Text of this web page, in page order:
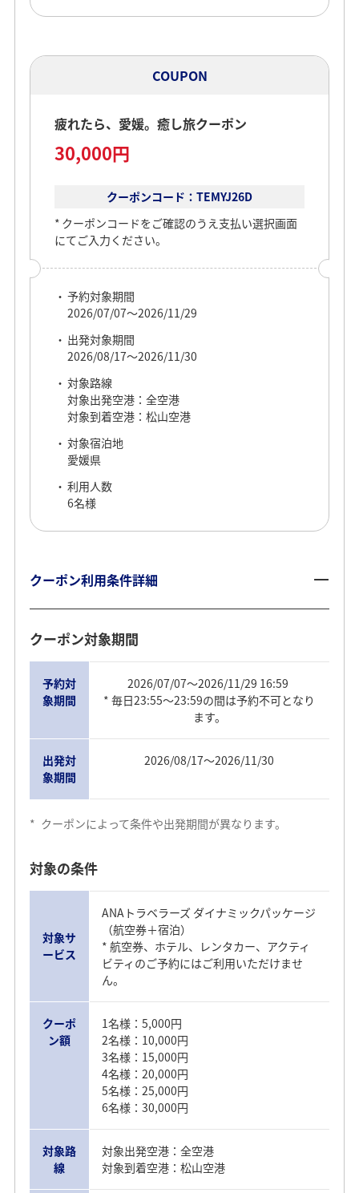
クーポン利用条件詳細COUPON
疲れたら、愛媛。癒し旅クーポン
30,000円
クーポンコード：TEMYJ26D
クーポンコードをご確認のうえ支払い選択画面
にてご入力ください。
予約対象期間
2026/07/07～2026/11/29
出発対象期間
2026/08/17～2026/11/30
対象路線
対象出発空港：全空港
対象到着空港：松山空港
対象宿泊地
愛媛県
利用人数
6名様
クーポン利用条件詳細
クーポン対象期間
予約対
象期間
2026/07/07～2026/11/29 16:59
* 毎日23:55～23:59の間は予約不可となり
ます。
出発対
象期間
2026/08/17～2026/11/30
* クーポンによって条件や出発期間が異なります。
対象の条件
対象サ
ービス
ANAトラベラーズ ダイナミックパッケージ
（航空券＋宿泊）
* 航空券、ホテル、レンタカー、アクティ
ビティのご予約にはご利用いただけませ
ん。
クーポ
ン額
1名様：5,000円
2名様：10,000円
3名様：15,000円
4名様：20,000円
5名様：25,000円
6名様：30,000円
対象路
線
対象出発空港：全空港
対象到着空港：松山空港